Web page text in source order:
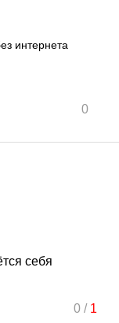
интернета
0
себя
0/ 1